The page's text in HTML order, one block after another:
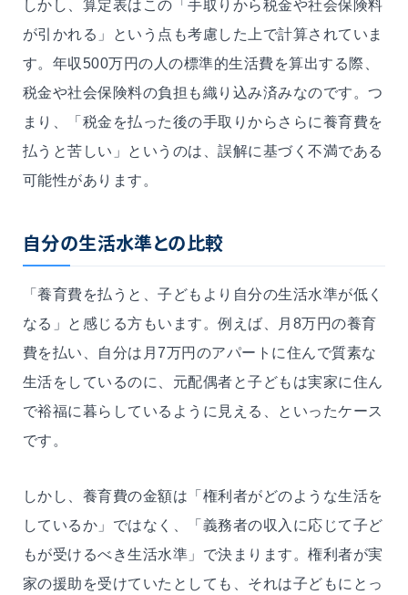
しかし、算定表はこの「手取りから税金や社会保険料
が引かれる」という点も考慮した上で計算されていま
す。年収500万円の人の標準的生活費を算出する際、
税金や社会保険料の負担も織り込み済みなのです。つ
まり、「税金を払った後の手取りからさらに養育費を
払うと苦しい」というのは、誤解に基づく不満である
可能性があります。
自分の生活水準との比較
「養育費を払うと、子どもより自分の生活水準が低く
なる」と感じる方もいます。例えば、月8万円の養育
費を払い、自分は月7万円のアパートに住んで質素な
生活をしているのに、元配偶者と子どもは実家に住ん
で裕福に暮らしているように見える、といったケース
です。
しかし、養育費の金額は「権利者がどのような生活を
しているか」ではなく、「義務者の収入に応じて子ど
もが受けるべき生活水準」で決まります。権利者が実
家の援助を受けていたとしても、それは子どもにとっ